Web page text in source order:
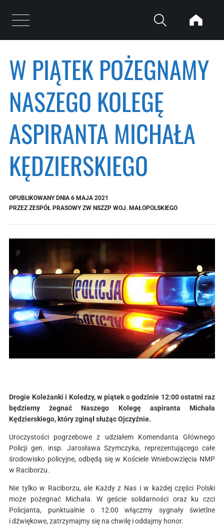
Otwórz menu
W PIĄTEK POŻEGNAMY
NASZEGO KOLEGĘ
ASPIRANTA MICHAŁA
KĘDZIERSKIEGO
OPUBLIKOWANY DNIA 6 MAJA 2021
PRZEZ ZESPÓŁ PRASOWY ZW NSZZP WOJ. MAŁOPOLSKIEGO
Drogie Koleżanki i Koledzy, w piątek o godzinie 12:00 ostatni raz
będziemy żegnać Naszego Kolegę aspiranta Michała
Kędzierskiego, który zginął służąc Ojczyźnie.
Uroczystości pogrzebowe z udziałem Komendanta Głównego
Policji gen. insp. Jarosława Szymczyka, reprezentującego całe
środowisko policyjne, odbędą się w Kościele Wniebowzięcia NMP
w Raciborzu.
Nie tylko w Raciborzu, ale Każdy z Nas i w każdej części Polski
może pożegnać Michała. W geście solidarności oraz ku czci
Policjanta, punktualnie o 12:00 włączmy sygnały świetlne
i dźwiękowe, zatrzymajmy się na chwilę i oddajmy honor.